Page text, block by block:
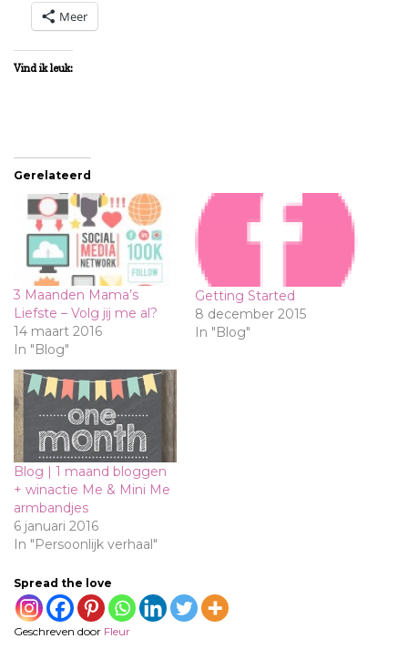
Meer
Vind ik leuk:
Gerelateerd
3 Maanden Mama’s
Liefste – Volg jij me al?
14 maart 2016
In "Blog"
Getting Started
8 december 2015
In "Blog"
Blog | 1 maand bloggen
+ winactie Me & Mini Me
armbandjes
6 januari 2016
In "Persoonlijk verhaal"
Spread the love
Geschreven door Fleur